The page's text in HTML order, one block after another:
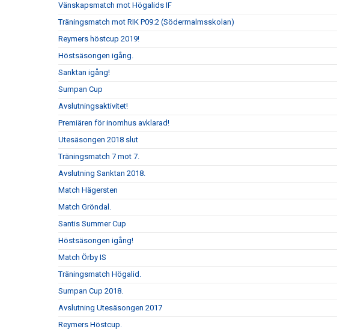
Vänskapsmatch mot Högalids IF
Träningsmatch mot RIK P09:2 (Södermalmsskolan)
Reymers höstcup 2019!
Höstsäsongen igång.
Sanktan igång!
Sumpan Cup
Avslutningsaktivitet!
Premiären för inomhus avklarad!
Utesäsongen 2018 slut
Träningsmatch 7 mot 7.
Avslutning Sanktan 2018.
Match Hägersten
Match Gröndal.
Santis Summer Cup
Höstsäsongen igång!
Match Örby IS
Träningsmatch Högalid.
Sumpan Cup 2018.
Avslutning Utesäsongen 2017
Reymers Höstcup.